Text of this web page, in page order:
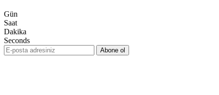
Gün
Saat
Dakika
Seconds